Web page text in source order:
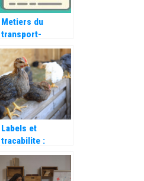
Metiers du
transport-
logistique : quels
permis de
conduire faut-il
avoir ?
Labels et
tracabilite :
comment bien
choisir sa volaille
?